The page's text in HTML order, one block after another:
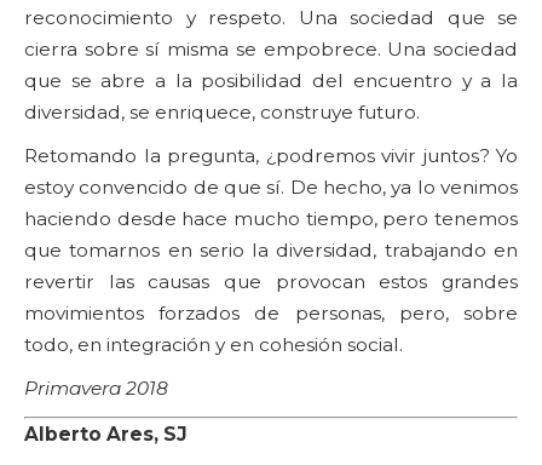
reconocimiento y respeto. Una sociedad que se
cierra sobre sí misma se empobrece. Una sociedad
que se abre a la posibilidad del encuentro y a la
diversidad, se enriquece, construye futuro.
Retomando la pregunta, ¿podremos vivir juntos? Yo
estoy convencido de que sí. De hecho, ya lo venimos
haciendo desde hace mucho tiempo, pero tenemos
que tomarnos en serio la diversidad, trabajando en
revertir las causas que provocan estos grandes
movimientos forzados de personas, pero, sobre
todo, en integración y en cohesión social.
Primavera 2018
Alberto Ares, SJ